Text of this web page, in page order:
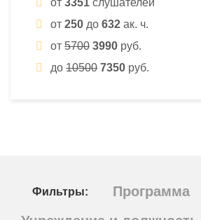
от 3351 слушателей
от 250 до 632 ак. ч.
от 5700 3990 руб.
до 10500 7350 руб.
Фильтры:
Программа